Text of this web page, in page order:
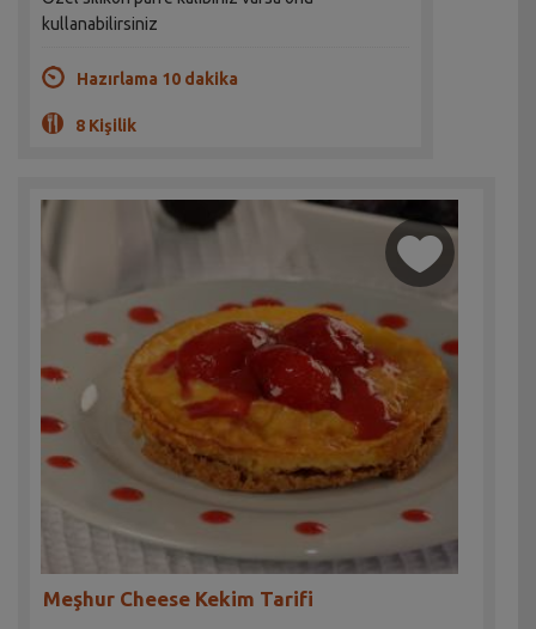
kullanabilirsiniz
Hazırlama 10 dakika
8 Kişilik
Meşhur Cheese Kekim Tarifi